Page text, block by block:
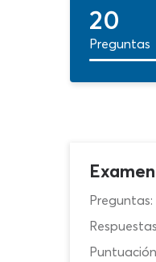
lo que
en busca
20
Preguntas
Preguntas: